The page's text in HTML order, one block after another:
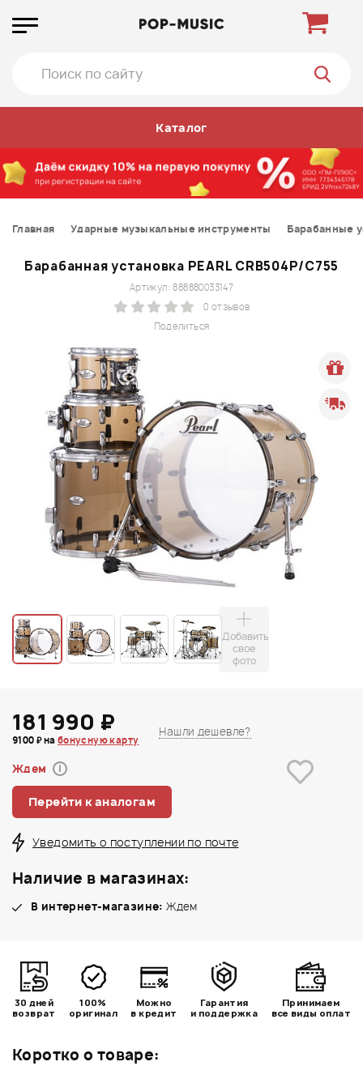
Каталог
Главная Ударные музыкальные инструменты Барабанные
Барабанная установка PEARL CRB504P/C755
Поделиться
Артикул: 888880033147
0 отзывов
Добавить
свое
фото
Коротко о товаре:
181 990 ₽
9100 ₽ на бонусную карту
Нашли дешевле?
Ждем i
Перейти к аналогам
Уведомить о поступлении по почте
Наличие в магазинах:
В интернет-магазине: Ждем
30 дней
возврат
100%
оригинал
Можно
в кредит
Гарантия
и поддержка
Принимаем
все виды оплат